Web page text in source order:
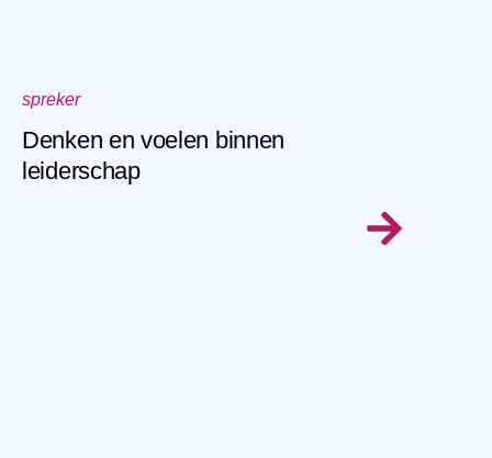
spreker
Denken en voelen binnen
leiderschap